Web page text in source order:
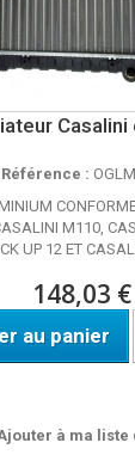
Référence :
M110,
UP 12 ET
148,03 €
au panier
à ma liste